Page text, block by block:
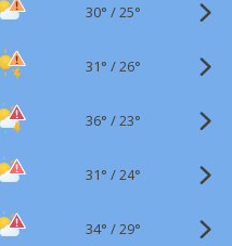
30° /25°
31° /26°
36° /23°
31° /24°
34° /29°